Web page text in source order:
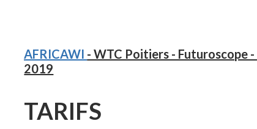
AFRICAWI - WTC Poitiers - Futuroscope -
2019
TARIFS